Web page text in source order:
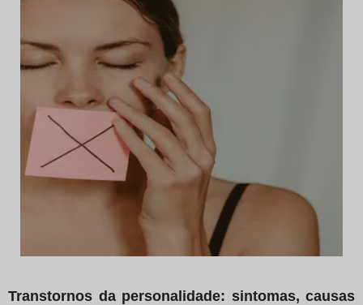
Transtornos da personalidade: sintomas, causas